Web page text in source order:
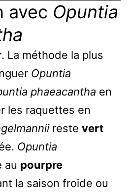
avec Opuntia
. La méthode la plus
Opuntia
phaeacantha en
les raquettes en
reste vert
Opuntia
au pourpre
la saison froide ou